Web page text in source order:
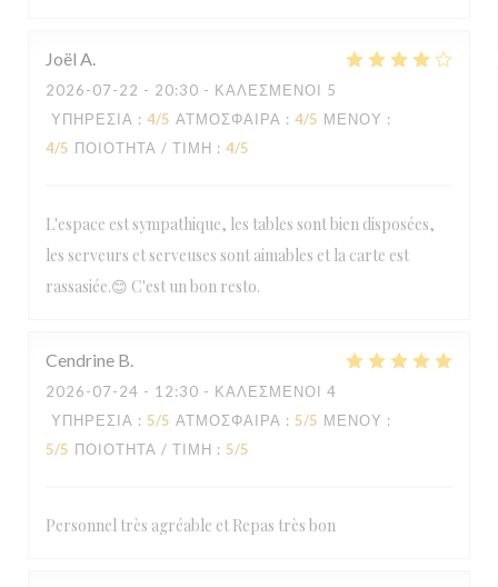
Joël A
2026-07-22 - 20:30 - ΚΑΛΕΣΜΈΝΟΙ 5
ΥΠΗΡΕΣΊΑ : 4/5 ΑΤΜΌΣΦΑΙΡΑ : 4/5 ΜΕΝΟΎ :
4/5 ΠΟΙΌΤΗΤΑ / ΤΙΜΉ : 4/5
L'espace est sympathique, les tables sont bien disposées,
les serveurs et serveuses sont aimables et la carte est
rassasiée.😊 C'est un bon resto.
Cendrine B
2026-07-24 - 12:30 - ΚΑΛΕΣΜΈΝΟΙ 4
ΥΠΗΡΕΣΊΑ : 5/5 ΑΤΜΌΣΦΑΙΡΑ : 5/5 ΜΕΝΟΎ :
5/5 ΠΟΙΌΤΗΤΑ / ΤΙΜΉ : 5/5
Personnel très agréable et Repas très bon